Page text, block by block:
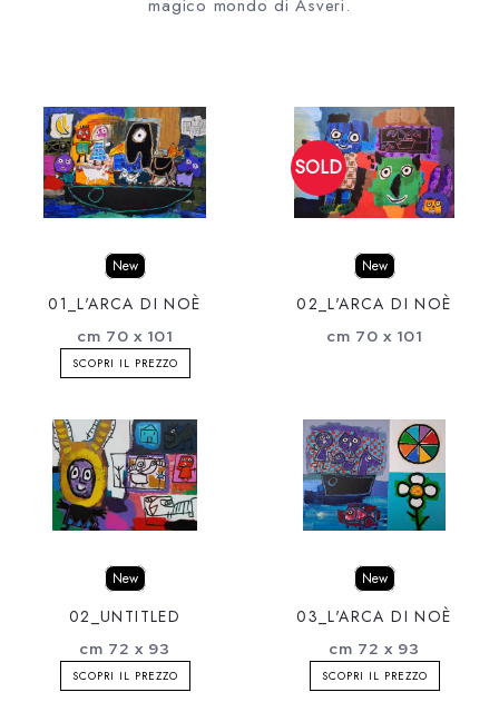
magico mondo di Asveri.
New
01_L'ARCA DI NOÈ
cm 70 x 101
SCOPRI IL PREZZO
New
02_L'ARCA DI NOÈ
cm 70 x 101
New
02_UNTITLED
cm 72 x 93
SCOPRI IL PREZZO
New
03_L'ARCA DI NOÈ
cm 72 x 93
SCOPRI IL PREZZO